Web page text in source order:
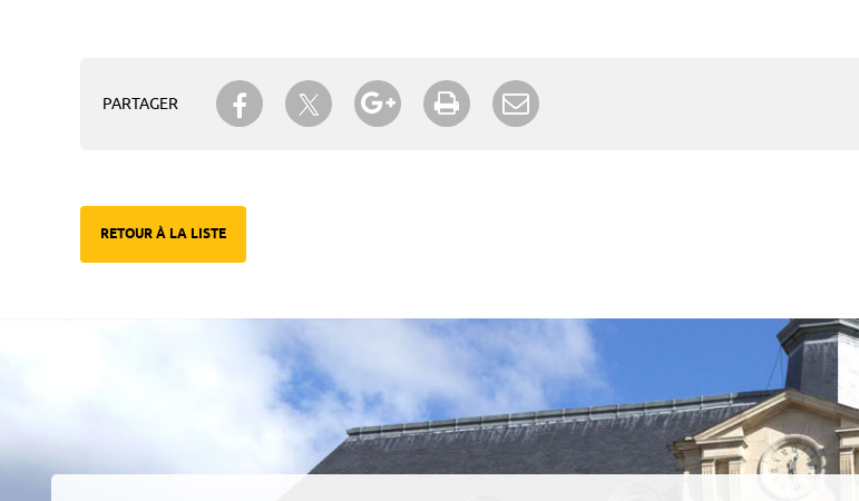
PARTAGER
Partager sur Facebook
Partager sur TwitterPartager sur Google+
Imprimer
RETOUR À LA LISTE